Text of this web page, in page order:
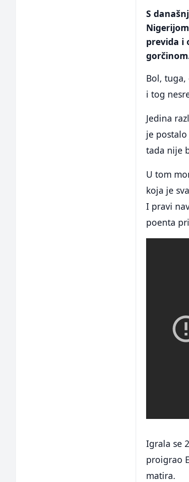
S
previda i
Bol,
i tog
Jedina
je
tada nije
U tom
koja je
I pravi
poenta
Igrala se
proigrao
matira.